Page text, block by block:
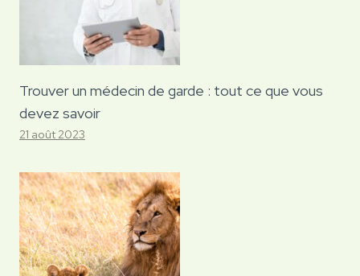
Trouver un médecin de garde : tout ce que vous
devez savoir
21 août 2023